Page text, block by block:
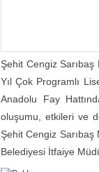
Şehit Cengiz
Yıl Çok Programlı
Anadolu Fay
oluşumu, etkileri ve
Şehit Cengiz
Belediyesi İtfaiye